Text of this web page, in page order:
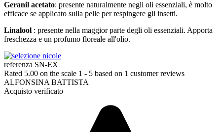
Geranil acetato: presente naturalmente negli oli essenziali, è molto
efficace se applicato sulla pelle per respingere gli insetti.
Linalool : presente nella maggior parte degli oli essenziali. Apporta
freschezza e un profumo floreale all'olio.
referenza SN-EX
Rated 5.00 on the scale 1 - 5 based on 1 customer reviews
ALFONSINA BATTISTA
Acquisto verificato